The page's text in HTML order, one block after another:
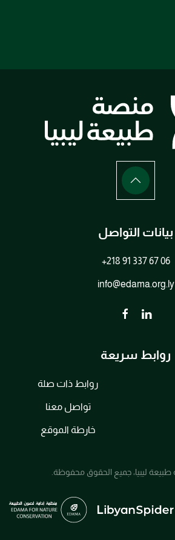
بيانات التواصل
+218 91 337 67 06
info@edama.org.ly
روابط سريعة
روابط ذات صلة
تواصل معنا
خارطة الموقع